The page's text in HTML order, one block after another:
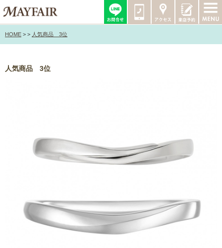
HOME > > 人気商品 3位
人気商品 3位